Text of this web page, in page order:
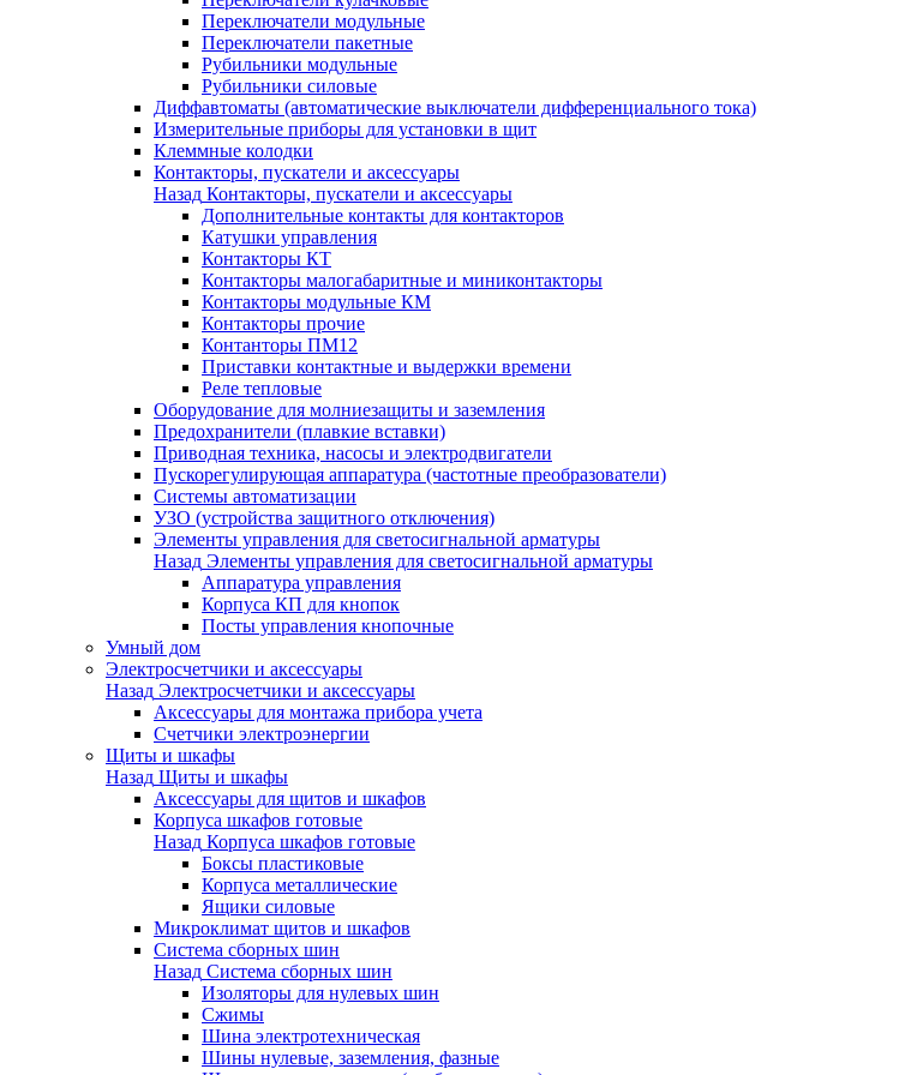
Переключатели модульные
Переключатели пакетные
Рубильники модульные
Рубильники силовые
Диффавтоматы (автоматические выключатели дифференциального тока)
Измерительные приборы для установки в щит
Клеммные колодки
Контакторы, пускатели и аксессуары
Назад Контакторы, пускатели и аксессуары
Дополнительные контакты для контакторов
Катушки управления
Контакторы КТ
Контакторы малогабаритные и миниконтакторы
Контакторы модульные КМ
Контакторы прочие
Контанторы ПМ12
Приставки контактные и выдержки времени
Реле тепловые
Оборудование для молниезащиты и заземления
Предохранители (плавкие вставки)
Приводная техника, насосы и электродвигатели
Пускорегулирующая аппаратура (частотные преобразователи)
Системы автоматизации
УЗО (устройства защитного отключения)
Элементы управления для светосигнальной арматуры
Назад Элементы управления для светосигнальной арматуры
Аппаратура управления
Корпуса КП для кнопок
Посты управления кнопочные
Умный дом
Электросчетчики и аксессуары
Назад Электросчетчики и аксессуары
Аксессуары для монтажа прибора учета
Счетчики электроэнергии
Щиты и шкафы
Назад Щиты и шкафы
Аксессуары для щитов и шкафов
Корпуса шкафов готовые
Назад Корпуса шкафов готовые
Боксы пластиковые
Корпуса металлические
Ящики силовые
Микроклимат щитов и шкафов
Система сборных шин
Назад Система сборных шин
Изоляторы для нулевых шин
Сжимы
Шина электротехническая
Шины нулевые, заземления, фазные